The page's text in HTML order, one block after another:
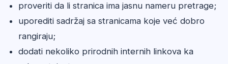
proveriti da li stranica ima jasnu nameru pretrage;
uporediti sadržaj sa stranicama koje već dobro
rangiraju;
dodati nekoliko prirodnih internih linkova ka